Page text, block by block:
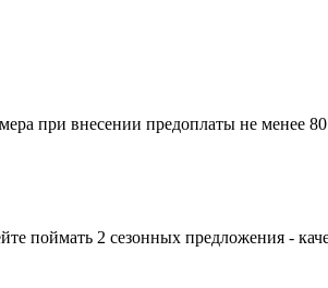
при внесении предоплаты не менее 80
поймать 2 сезонных предложения -